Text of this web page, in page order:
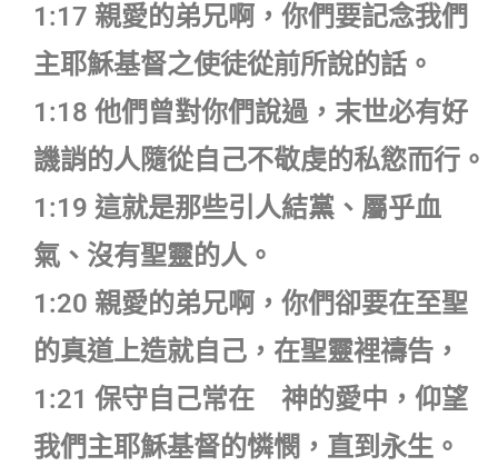
1:17 親愛的弟兄啊，你們要記念我們
主耶穌基督之使徒從前所說的話。
1:18 他們曾對你們說過，末世必有好
譏誚的人隨從自己不敬虔的私慾而行。
1:19 這就是那些引人結黨、屬乎血
氣、沒有聖靈的人。
1:20 親愛的弟兄啊，你們卻要在至聖
的真道上造就自己，在聖靈裡禱告，
1:21 保守自己常在 神的愛中，仰望
我們主耶穌基督的憐憫，直到永生。